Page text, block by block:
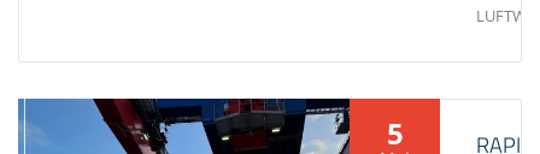
5
RAPID